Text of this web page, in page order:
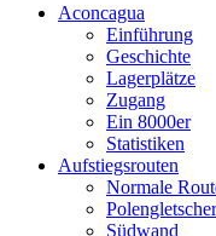
Aconcagua
Einführung
Geschichte
Lagerplätze
Zugang
Ein 8000er
Statistiken
Aufstiegsrouten
Normale
Polengletscher
Südwand